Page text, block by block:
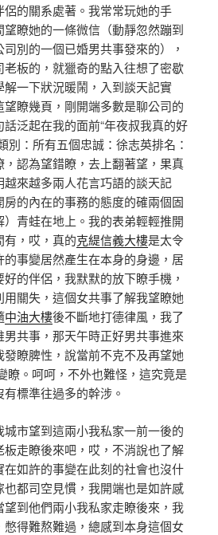
的關系處著。我常常玩她的手
瞭她的一條微信（動靜忽然蹦到
別的一個已婚男共事發來的），
板的，就獵奇的點入往想了密歇
一下狀況暖鬧，入到談天記實
瞭幾頁，剛開端多數是聊公司的
泛起在我的面前“年夜叔我真的好
別：所有五個忠誠：徐志英排名：
認為望錯瞭，去上翻著望，果真
越來越多兩人花言巧語的談天記
的內在的事務的態度的確兩個固
青蛙在地上。我的表弟輕輕推開
，哎，真的克緹信義大樓是太令
事變居然產生在本身的身邊，居
的伴侶，我默默的放下瞭手機，
關失，這個女共事了解我望瞭她
中油大樓後不斷地打德律風，我了
共事，那天午時正好男共事進來
瞭脾性，說當前不克不及再望她
瞭。呵呵，不外也難怪，這究竟是
標準往過多的幹涉。
市望到這兩小我私家一前一後的
走瞭後來吧，哎，不消說也了解
如許的事變在此刻的社會也沒什
都司空見慣，我開端也是如許感
到他們兩小我私家走瞭後來，我
得難熬難過，總感到本身這個女